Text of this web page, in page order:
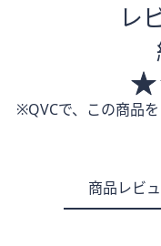
レ
※QVCで、この商品
商品レビ